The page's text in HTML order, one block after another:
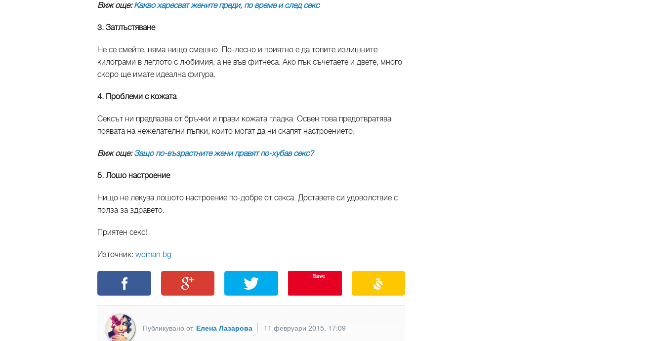
Виж още:Какво харесват жените преди, по време и след секс
3. Затлъстяване
Не се смейте, няма нищо смешно. По-лесно и приятно е да топите излишните
килограми в леглото с любимия, а не във фитнеса. Ако пък съчетаете и двете, много
скоро ще имате идеална фигура.
4. Проблеми с кожата
Сексът ни предпазва от бръчки и прави кожата гладка. Освен това предотвратява
появата на нежелателни пъпки, които могат да ни скапят настроението.
Виж още:Защо по-възрастните жени правят по-хубав секс?
5. Лошо настроение
Нищо не лекува лошото настроение по-добре от секса. Доставете си удоволствие с
полза за здравето.
Приятен секс!
Източник: woman.bg
Save
Публикувано от Елена Лазарова
11 февруари 2015, 17:09